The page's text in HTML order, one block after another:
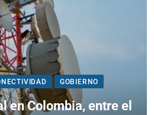
GOBIERNO
en Colombia, entre el